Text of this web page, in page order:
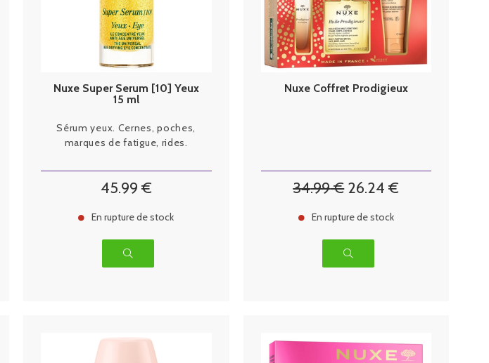
Nuxe Super Serum [10] Yeux
15 ml
Sérum yeux. Cernes, poches,
marques de fatigue, rides.
45.99 €
En rupture de stock
Nuxe Coffret Prodigieux
34.99€ 26.24 €
En rupture de stock